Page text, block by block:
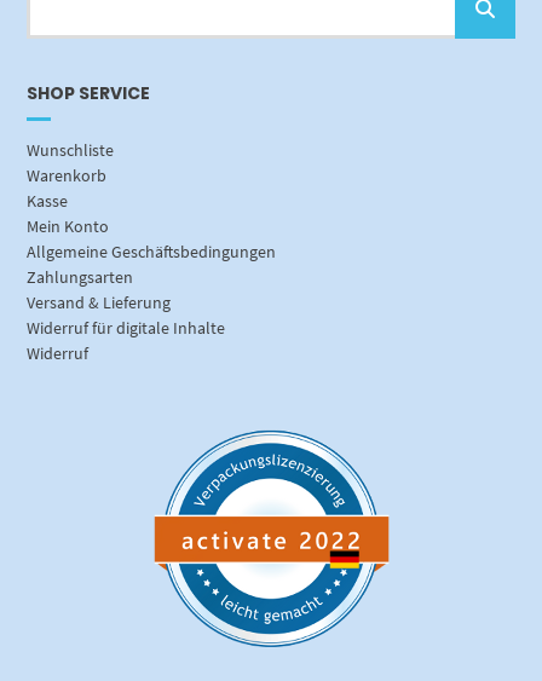
SHOP SERVICE
Wunschliste
Warenkorb
Kasse
Mein Konto
Allgemeine Geschäftsbedingungen
Zahlungsarten
Versand & Lieferung
Widerruf für digitale Inhalte
Widerruf